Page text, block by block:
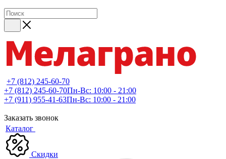
+7 (812) 245-60-70
+7 (812) 245-60-70Пн-Вс: 10:00 - 21:00
+7 (911) 955-41-63Пн-Вс: 10:00 - 21:00
Заказать звонок
Каталог
Скидки